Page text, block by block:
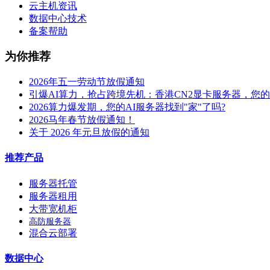
云主机资讯
数据中心技术
备案帮助
为你推荐
2026年五一劳动节放假通知
引爆AI算力，抢占跨境先机：香港CN2显卡服务器，您
2026算力爆发期，您的AI服务器找到"家"了吗?
2026马年春节放假通知！
关于 2026 年元旦放假的通知
推荐产品
服务器托管
服务器租用
大带宽机柜
高防服务器
混合云部署
数据中心